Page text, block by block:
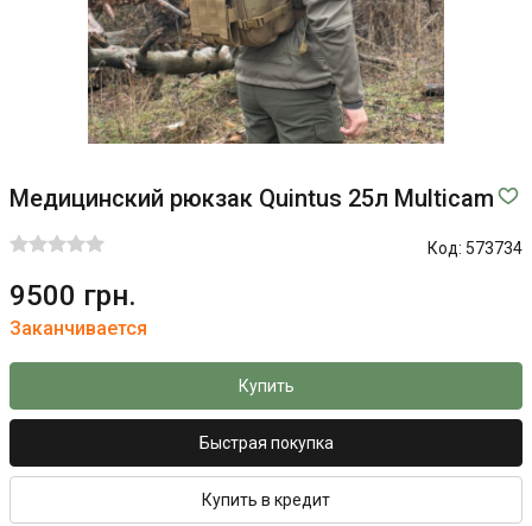
Медицинский рюкзак Quintus 25л Multicam
Код: 573734
9500 грн.
Заканчивается
Купить
Быстрая покупка
Купить в кредит